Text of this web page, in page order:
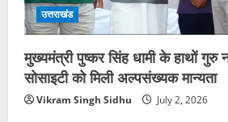
उत्तराखंड
मुख्यमंत्री पुष्कर सिंह धामी के हाथों
सोसाइटी को मिली अल्पसंख्यक मान्यता
Vikram Singh Sidhu July 2, 2026